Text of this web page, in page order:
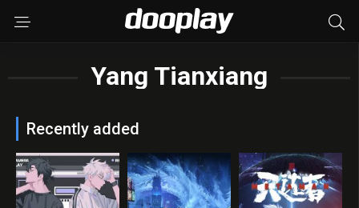
Yang Tianxiang
Recently added